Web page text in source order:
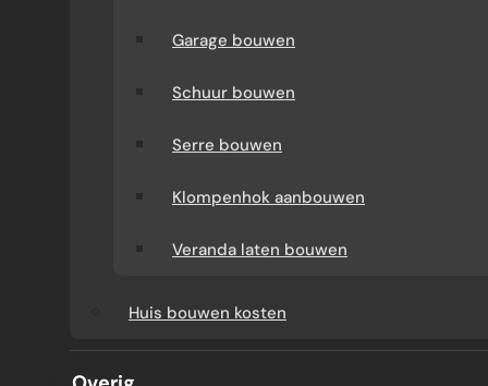
Garage bouwen
Schuur bouwen
Serre bouwen
Klompenhok aanbouwen
Veranda laten bouwen
Huis bouwen kosten
KOSTEN EN PRIJZEN VAN
PREFAB AANBOUWEN
en welke keuzes de prijs bepalen? Verbouw